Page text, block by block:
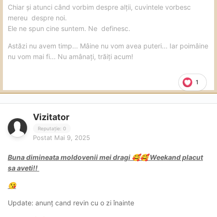
1
Chiar și atunci când vorbim despre alții, cuvintele vorbesc
mereu despre noi.
Ele ne spun cine suntem. Ne definesc.
Astăzi nu avem timp... Mâine nu vom avea puteri... Iar poimâine
nu vom mai fi... Nu amânați, trăiți acum!
Vizitator
Reputație: 0
Postat Mai 9, 2025
Buna dimineata moldovenii mei dragi 🥰🥰 Weekand placut
sa aveti!!
😘
Update: anunț cand revin cu o zi înainte